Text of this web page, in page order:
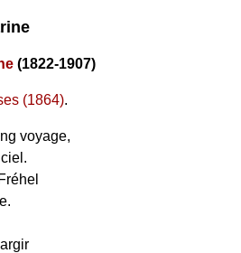
(1822-1907)
(1864).
voyage,